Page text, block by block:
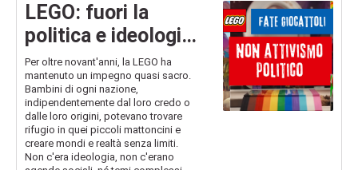
LEGO: fuori la
politica e ideologia
gender dai giochi
per bambini
Per oltre novant'anni, la LEGO ha
mantenuto un impegno quasi sacro.
Bambini di ogni nazione,
indipendentemente dal loro credo o
dalle loro origini, potevano trovare
rifugio in quei piccoli mattoncini e
creare mondi e realtà senza limiti.
Non c'era ideologia, non c'erano